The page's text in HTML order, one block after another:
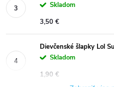
Skladom
3,50 €
Dievčenské šlapky Lol
Skladom
1,90 €